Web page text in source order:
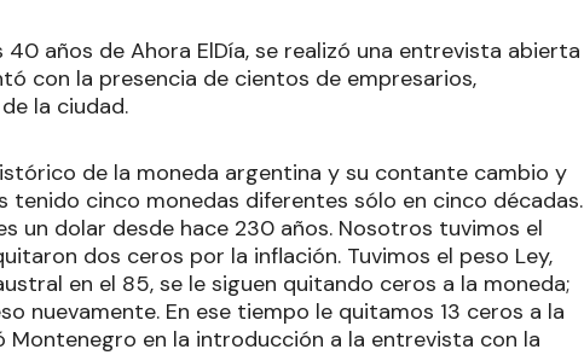
años de Ahora ElDía, se realizó una entrevista abierta
con la presencia de cientos de empresarios,
la ciudad.
de la moneda argentina y su contante cambio y
tenido cinco monedas diferentes sólo en cinco décadas.
un dolar desde hace 230 años. Nosotros tuvimos el
dos ceros por la inflación. Tuvimos el peso Ley,
en el 85, se le siguen quitando ceros a la moneda;
nuevamente. En ese tiempo le quitamos 13 ceros a la
Montenegro en la introducción a la entrevista con la